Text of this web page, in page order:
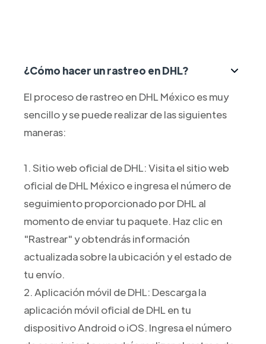
¿Cómo hacer un rastreo en DHL?
El proceso de rastreo en DHL México es muy
sencillo y se puede realizar de las siguientes
maneras:
1. Sitio web oficial de DHL: Visita el sitio web
oficial de DHL México e ingresa el número de
seguimiento proporcionado por DHL al
momento de enviar tu paquete. Haz clic en
"Rastrear" y obtendrás información
actualizada sobre la ubicación y el estado de
tu envío.
2. Aplicación móvil de DHL: Descarga la
aplicación móvil oficial de DHL en tu
dispositivo Android o iOS. Ingresa el número